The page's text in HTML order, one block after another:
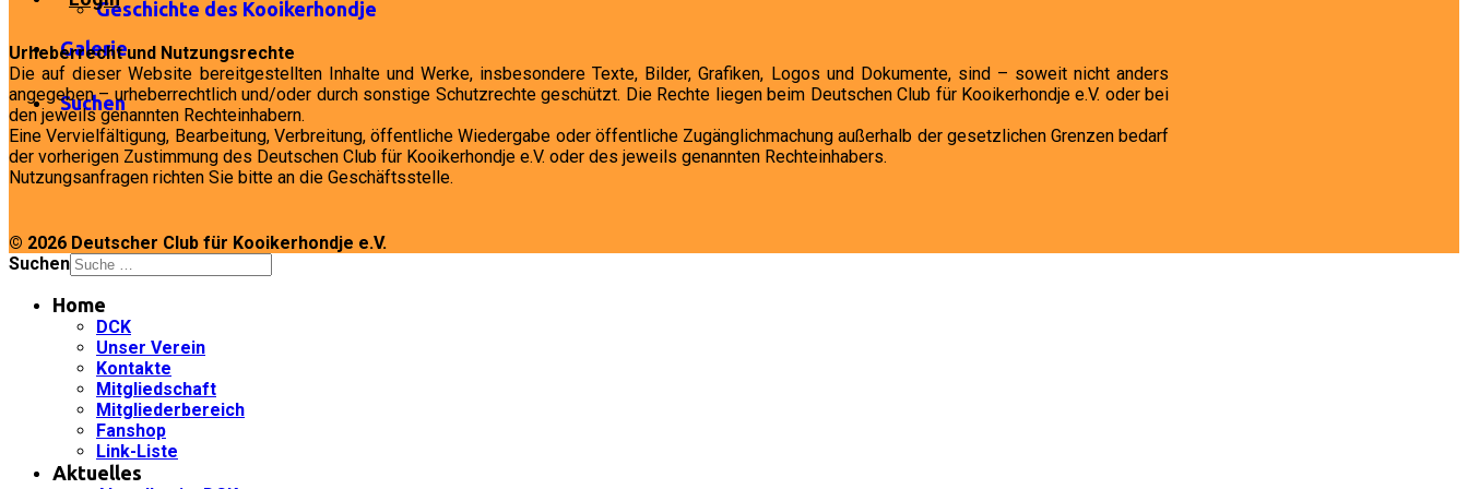
Geschichte des Kooikerhondje
Galerie
Suchen
Urheberrecht und Nutzungsrechte
Die auf dieser Website bereitgestellten Inhalte und Werke, insbesondere Texte, Bilder, Grafiken, Logos und Dokumente, sind – soweit nicht anders
angegeben – urheberrechtlich und/oder durch sonstige Schutzrechte geschützt. Die Rechte liegen beim Deutschen Club für Kooikerhondje e.V. oder bei
den jeweils genannten Rechteinhabern.
Eine Vervielfältigung, Bearbeitung, Verbreitung, öffentliche Wiedergabe oder öffentliche Zugänglichmachung außerhalb der gesetzlichen Grenzen bedarf
der vorherigen Zustimmung des Deutschen Club für Kooikerhondje e.V. oder des jeweils genannten Rechteinhabers.
Nutzungsanfragen richten Sie bitte an die Geschäftsstelle.
© 2026 Deutscher Club für Kooikerhondje e.V.
Suchen
Home
DCK
Unser Verein
Kontakte
Mitgliedschaft
Mitgliederbereich
Fanshop
Link-Liste
Aktuelles